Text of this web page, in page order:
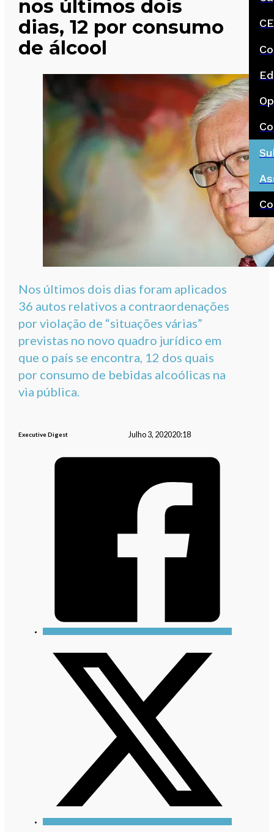
nos últimos dois
dias, 12 por consumo
de álcool
Nos últimos dois dias foram aplicados
36 autos relativos a contraordenações
por violação de “situações várias”
previstas no novo quadro jurídico em
que o país se encontra, 12 dos quais
por consumo de bebidas alcoólicas na
via pública.
Executive Digest Julho 3, 202020:18